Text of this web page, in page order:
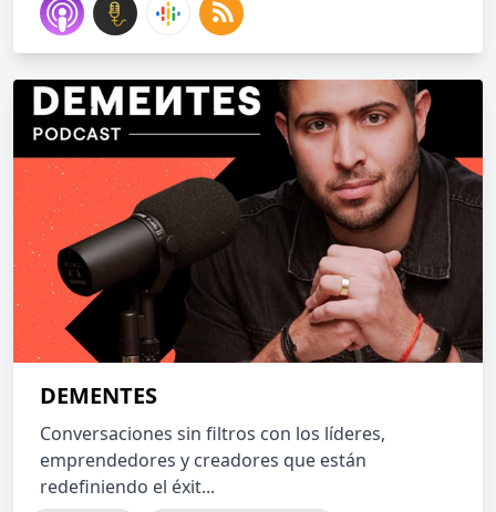
DEMENTES
Conversaciones sin filtros con los líderes,
emprendedores y creadores que están
redefiniendo el éxit...